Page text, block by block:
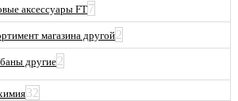
аксессуары FT7
магазина другой2
другие2
32